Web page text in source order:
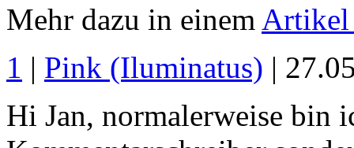
Mehr dazu in einem Artikel
1 | Pink (Iluminatus) |
Hi Jan, normalerweise bin